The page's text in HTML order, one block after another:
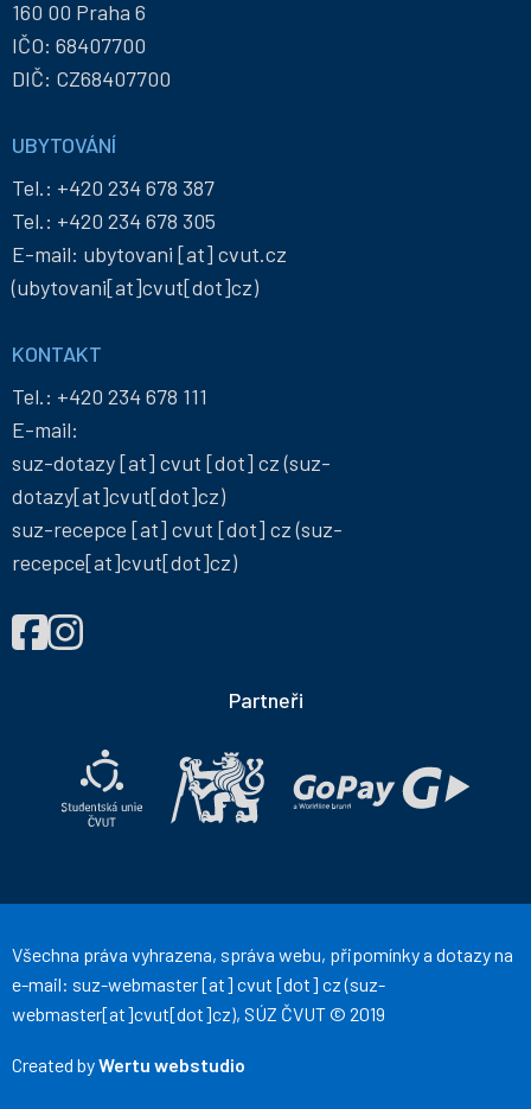
160 00 Praha 6
IČO: 68407700
DIČ: CZ68407700
UBYTOVÁNÍ
Tel.: +420 234 678 387
Tel.: +420 234 678 305
E-mail: ubytovani [at] cvut.cz
(ubytovani[at]cvut[dot]cz)
KONTAKT
Tel.: +420 234 678 111
E-mail:
suz-dotazy[at] cvut [dot] cz(suz-
dotazy[at]cvut[dot]cz)
suz-recepce [at] cvut [dot] cz(suz-
recepce[at]cvut[dot]cz)
NAJDETE
NÁS
Správa
Facebooku
Správa
Instagramu
Partneři
Všechna práva vyhrazena, správa webu, připomínky a dotazy na
e-mail: suz-webmaster[at] cvut [dot] cz(suz-
webmaster[at]cvut[dot]cz), SÚZ ČVUT © 2019
Created byWertu webstudio